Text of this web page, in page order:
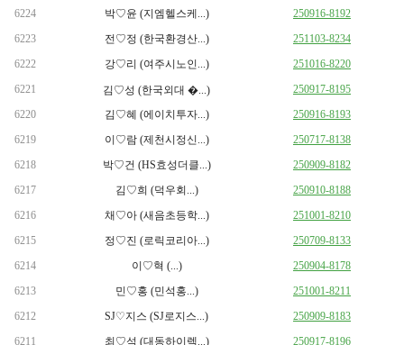
6224
박♡윤 (지엠헬스케...)
250916-8192
6223
전♡정 (한국환경산...)
251103-8234
6222
강♡리 (여주시노인...)
251016-8220
6221
김♡성 (한국외대 �...)
250917-8195
6220
김♡혜 (에이치투자...)
250916-8193
6219
이♡람 (제천시정신...)
250717-8138
6218
박♡건 (HS효성더클...)
250909-8182
6217
김♡희 (덕우회...)
250910-8188
6216
채♡아 (새음초등학...)
251001-8210
6215
정♡진 (로릭코리아...)
250709-8133
6214
이♡혁 (...)
250904-8178
6213
민♡홍 (민석홍...)
251001-8211
6212
SJ♡지스 (SJ로지스...)
250909-8183
6211
최♡석 (대동하이렉...) 250917-8196